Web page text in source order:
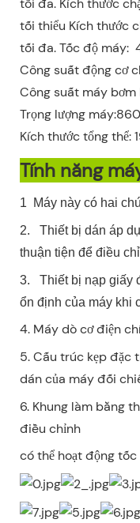
tối đa. Kích thước
tối thiểu Kích thước
tối đa. Tốc độ máy:
Công suất động cơ
Công suất máy bơm
Trọng lượng
Kích thước tổng thể:
Tính năng
1 Máy này có hai
2.
Thiết bị dán áp
thuận tiện để điều
3. Thiết bị nạp giấy
ổn định của máy khi
4. Máy dò cơ điện
5. Cấu trúc kẹp đặc
dán của máy đối
6. Khung làm bằng
điều chỉnh
có thể hoạt động tốc